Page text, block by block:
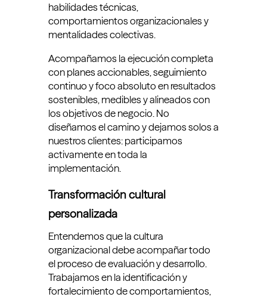
habilidades técnicas,
comportamientos organizacionales y
mentalidades colectivas.
Acompañamos la ejecución completa
con planes accionables, seguimiento
continuo y foco absoluto en resultados
sostenibles, medibles y alineados con
los objetivos de negocio. No
diseñamos el camino y dejamos solos a
nuestros clientes: participamos
activamente en toda la
implementación.
Transformación cultural
personalizada
Entendemos que la cultura
organizacional debe acompañar todo
el proceso de evaluación y desarrollo.
Trabajamos en la identificación y
fortalecimiento de comportamientos,